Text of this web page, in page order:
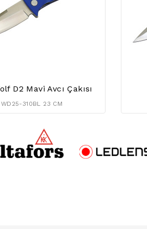
D2 Mavi Avcı Çakısı
WD25-310BL 23 CM